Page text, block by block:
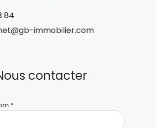
84
immobilier.com
contacter
*